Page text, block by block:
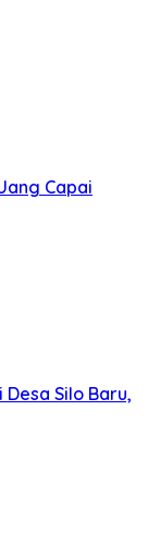
Capai
Silo Baru,